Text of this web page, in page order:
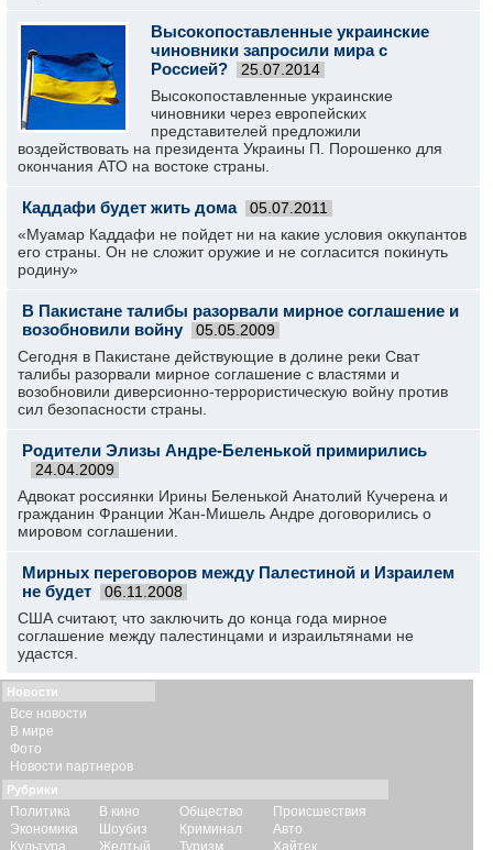
Высокопоставленные украинские
чиновники запросили мира с
Россией?
25.07.2014
Высокопоставленные украинские
чиновники через европейских
представителей предложили
воздействовать на президента Украины П. Порошенко для
окончания АТО на востоке страны.
Каддафи будет жить дома 05.07.2011
«Муамар Каддафи не пойдет ни на какие условия оккупантов
его страны. Он не сложит оружие и не согласится покинуть
родину»
В Пакистане талибы разорвали мирное соглашение и
возобновили войну
05.05.2009
Сегодня в Пакистане действующие в долине реки Сват
талибы разорвали мирное соглашение с властями и
возобновили диверсионно-террористическую войну против
сил безопасности страны.
Родители Элизы Андре-Беленькой примирились
24.04.2009
Адвокат россиянки Ирины Беленькой Анатолий Кучерена и
гражданин Франции Жан-Мишель Андре договорились о
мировом соглашении.
Мирных переговоров между Палестиной и Израилем
не будет
06.11.2008
США считают, что заключить до конца года мирное
соглашение между палестинцами и израильтянами не
удастся.
Новости
Все новости
В мире
Фото
Новости партнеров
Рубрики
Политика
Экономика
Культура
В кино
Шоубиз
Желтый
Общество
Криминал
Туризм
Происшествия
Авто
Хайтек